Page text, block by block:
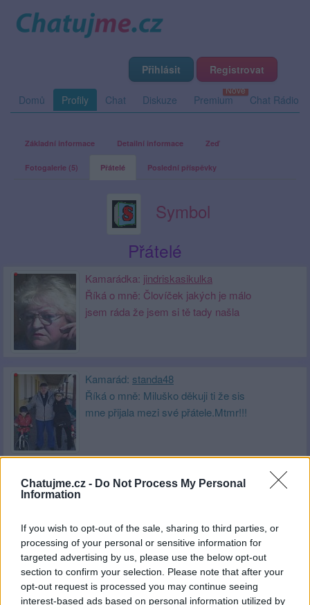
Chatujme.cz - Do Not Process My Personal
Information
If you wish to opt-out of the sale, sharing to third parties, or
processing of your personal or sensitive information for
targeted advertising by us, please use the below opt-out
section to confirm your selection. Please note that after your
opt-out request is processed you may continue seeing
interest-based ads based on personal information utilized by
Přihlásit Registrovat
Domů Profily Chat Diskuze Premium Chat Rádio
Základní informace Detailní informace Zeď
Fotogalerie (5) Přátelé Poslední příspěvky
Symbol
Přátelé
Kamarádka: jindriskasikulka
Říká o mně: Človíček jakých je málo
jsem ráda že jsem si tě tady našla
Kamarád: standa48
Říká o mně: Miluško děkuji ti že sis
mne přijala mezi své přátele.Mtmr!!!
Kamarádka:Ina12
pěkné vkusné obrázky, které mě
vždy potěší.Miluško jsem ráda že tě
tady mám.
Kamarádka:MIRECKA